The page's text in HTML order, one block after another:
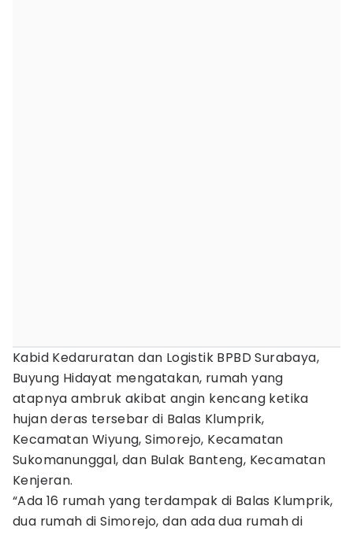
Kabid Kedaruratan dan Logistik BPBD Surabaya,
Buyung Hidayat mengatakan, rumah yang
atapnya ambruk akibat angin kencang ketika
hujan deras tersebar di Balas Klumprik,
Kecamatan Wiyung, Simorejo, Kecamatan
Sukomanunggal, dan Bulak Banteng, Kecamatan
Kenjeran.
“Ada 16 rumah yang terdampak di Balas Klumprik,
dua rumah di Simorejo, dan ada dua rumah di